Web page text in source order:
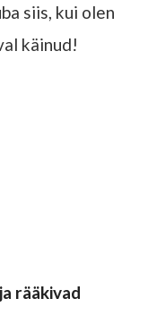
siis, kui olen
käinud!
rääkivad